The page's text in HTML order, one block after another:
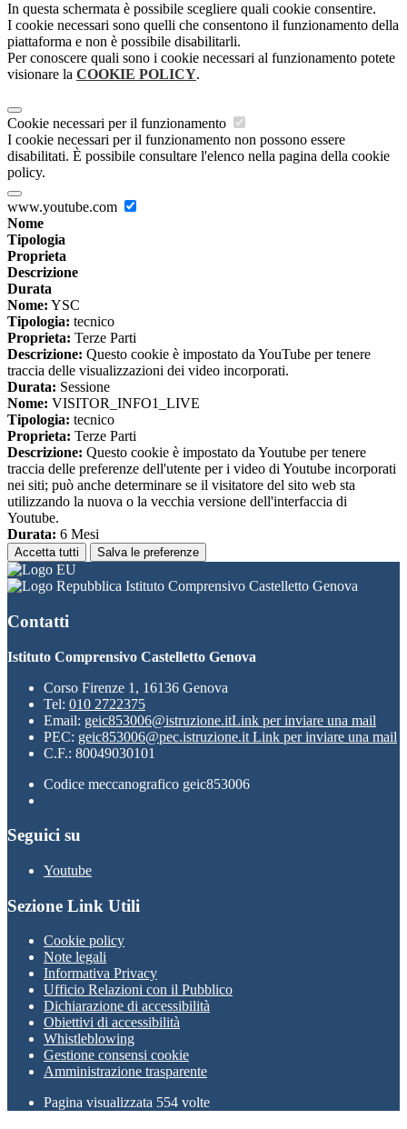
In questa schermata è possibile scegliere quali cookie consentire.
I cookie necessari sono quelli che consentono il funzionamento della
piattaforma e non è possibile disabilitarli.
Per conoscere quali sono i cookie necessari al funzionamento potete
visionare la COOKIE POLICY.
Cookie necessari per il funzionamento
I cookie necessari per il funzionamento non possono essere
disabilitati. È possibile consultare l'elenco nella pagina della cookie
policy.
www.youtube.com
Nome
Tipologia
Proprieta
Descrizione
Durata
Nome: YSC
Tipologia: tecnico
Proprieta: Terze Parti
Descrizione: Questo cookie è impostato da YouTube per tenere
traccia delle visualizzazioni dei video incorporati.
Durata: Sessione
Nome: VISITOR_INFO1_LIVE
Tipologia: tecnico
Proprieta: Terze Parti
Descrizione: Questo cookie è impostato da Youtube per tenere
traccia delle preferenze dell'utente per i video di Youtube incorporati
nei siti; può anche determinare se il visitatore del sito web sta
utilizzando la nuova o la vecchia versione dell'interfaccia di
Youtube.
Durata: 6 Mesi
Accetta tutti Salva le preferenze
Istituto Comprensivo Castelletto Genova
Contatti
Istituto Comprensivo Castelletto Genova
Corso Firenze 1, 16136 Genova
Tel: 010 2722375
Email: geic853006@istruzione.itLink per inviare una mail
PEC: geic853006@pec.istruzione.it Link per inviare una mail
C.F.: 80049030101
Codice meccanografico geic853006
Seguici su
Youtube
Sezione Link Utili
Cookie policy
Note legali
Informativa Privacy
Ufficio Relazioni con il Pubblico
Dichiarazione di accessibilità
Obiettivi di accessibilità
Whistleblowing
Gestione consensi cookie
Amministrazione trasparente
Pagina visualizzata 554 volte